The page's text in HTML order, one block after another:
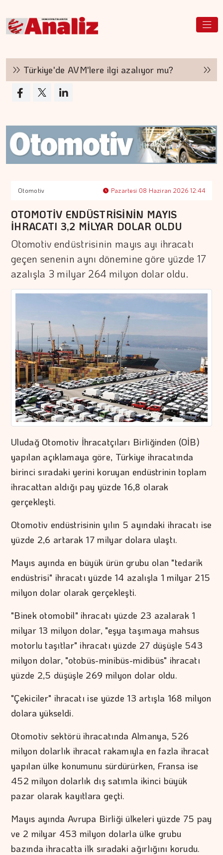
Türkiye'de AVM'lere ilgi azalıyor mu?
Otomotiv Pazartesi 08 Haziran 2026 12:44
OTOMOTİV ENDÜSTRİSİNİN MAYIS
İHRACATI 3,2 MİLYAR DOLAR OLDU
Otomotiv endüstrisinin mayıs ayı ihracatı
geçen senenin aynı dönemine göre yüzde 17
azalışla 3 milyar 264 milyon dolar oldu.
Uludağ Otomotiv İhracatçıları Birliğinden (OİB)
yapılan açıklamaya göre, Türkiye ihracatında
birinci sıradaki yerini koruyan endüstrinin toplam
ihracattan aldığı pay yüzde 16,8 olarak
gerçekleşti.
Otomotiv endüstrisinin yılın 5 ayındaki ihracatı ise
yüzde 2,6 artarak 17 milyar dolara ulaştı.
Mayıs ayında en büyük ürün grubu olan "tedarik
endüstrisi" ihracatı yüzde 14 azalışla 1 milyar 215
milyon dolar olarak gerçekleşti.
"Binek otomobil" ihracatı yüzde 23 azalarak 1
milyar 13 milyon dolar, "eşya taşımaya mahsus
motorlu taşıtlar" ihracatı yüzde 27 düşüşle 543
milyon dolar, "otobüs-minibüs-midibüs" ihracatı
yüzde 2,5 düşüşle 269 milyon dolar oldu.
"Çekiciler" ihracatı ise yüzde 13 artışla 168 milyon
dolara yükseldi.
Otomotiv sektörü ihracatında Almanya, 526
milyon dolarlık ihracat rakamıyla en fazla ihracat
yapılan ülke konumunu sürdürürken, Fransa ise
452 milyon dolarlık dış satımla ikinci büyük
pazar olarak kayıtlara geçti.
Mayıs ayında Avrupa Birliği ülkeleri yüzde 75 pay
ve 2 milyar 453 milyon dolarla ülke grubu
bazında ihracatta ilk sıradaki ağırlığını korudu.